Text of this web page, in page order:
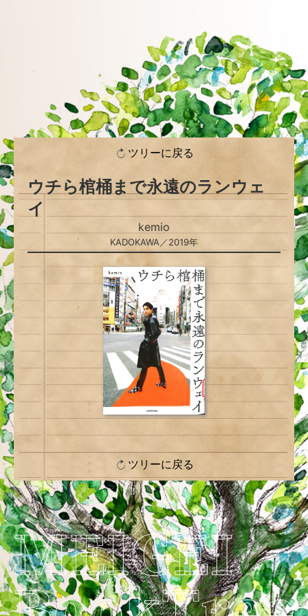
ツリーに戻る
ウチら棺桶まで永遠のランウェ
イ
kemio
KADOKAWA／2019年
ツリーに戻る